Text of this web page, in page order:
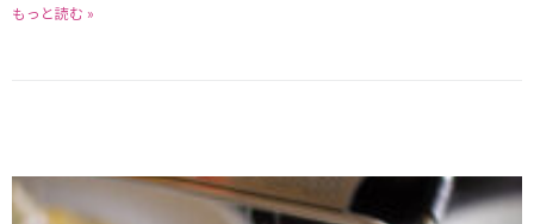
もっと読む »